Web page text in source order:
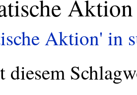
Aktion
Aktion' in